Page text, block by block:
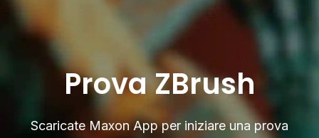
Prova ZBrush
Scaricate Maxon App per iniziare una prova